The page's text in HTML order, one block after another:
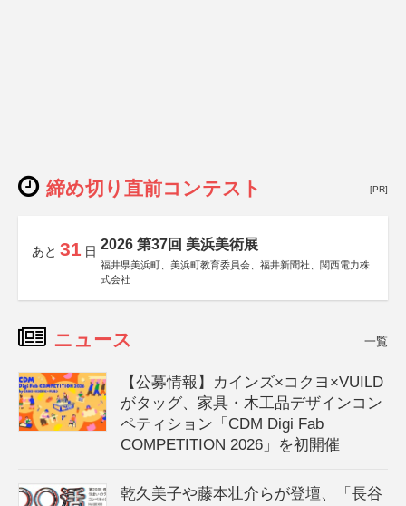
締め切り直前コンテスト [PR]
あと 31 日 2026 第37回 美浜美術展
福井県美浜町、美浜町教育委員会、福井新聞社、関西電力株
式会社
ニュース 一覧
【公募情報】カインズ×コクヨ×VUILD
がタッグ、家具・木工品デザインコン
ペティション「CDM Digi Fab
COMPETITION 2026」を初開催
乾久美子や藤本壮介らが登壇、「長谷